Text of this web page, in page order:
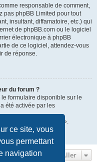
ce site, vous
permettant
navigation
responsable de comment,
pas phpBB Limited pour tout
insultant, diffamatoire, etc.) qui
de phpBB.com ou le logiciel
électronique à phpBB
de ce logiciel, attendez-vous
de réponse.
du forum ?
formulaire disponible sur le
été activée par les
le lien « L’équipe ».
Aller